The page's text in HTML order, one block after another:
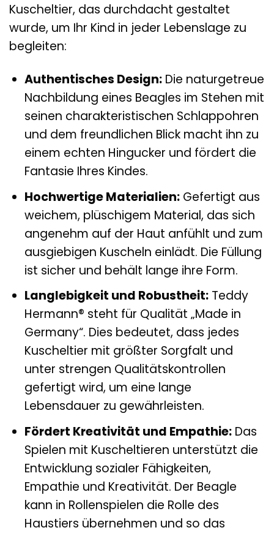
Kuscheltier, das durchdacht gestaltet
wurde, um Ihr Kind in jeder Lebenslage zu
begleiten:
Authentisches Design:Die naturgetreue
Nachbildung eines Beagles im Stehen mit
seinen charakteristischen Schlappohren
und dem freundlichen Blick macht ihn zu
einem echten Hingucker und fördert die
Fantasie Ihres Kindes.
Hochwertige Materialien:Gefertigt aus
weichem, plüschigem Material, das sich
angenehm auf der Haut anfühlt und zum
ausgiebigen Kuscheln einlädt. Die Füllung
ist sicher und behält lange ihre Form.
Langlebigkeit und Robustheit:Teddy
Hermann® steht für Qualität „Made in
Germany“. Dies bedeutet, dass jedes
Kuscheltier mit größter Sorgfalt und
unter strengen Qualitätskontrollen
gefertigt wird, um eine lange
Lebensdauer zu gewährleisten.
Fördert Kreativität und Empathie:Das
Spielen mit Kuscheltieren unterstützt die
Entwicklung sozialer Fähigkeiten,
Empathie und Kreativität. Der Beagle
kann in Rollenspielen die Rolle des
Haustiers übernehmen und so das